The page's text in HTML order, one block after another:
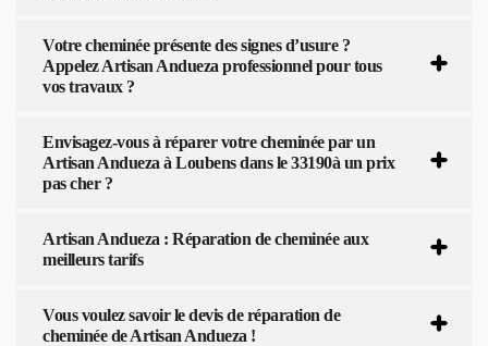
Votre cheminée présente des signes d’usure ?
Appelez Artisan Andueza professionnel pour tous
vos travaux ?
Envisagez-vous à réparer votre cheminée par un
Artisan Andueza à Loubens dans le 33190à un prix
pas cher ?
Artisan Andueza : Réparation de cheminée aux
meilleurs tarifs
Vous voulez savoir le devis de réparation de
cheminée de Artisan Andueza !